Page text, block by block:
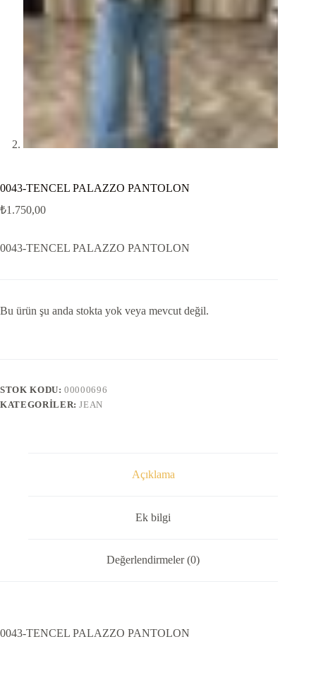
0043-TENCEL PALAZZO PANTOLON
₺1.750,00
0043-TENCEL PALAZZO PANTOLON
Bu ürün şu anda stokta yok veya mevcut değil.
STOK KODU:00000696
KATEGORILER:JEAN
Açıklama
Ek bilgi
Değerlendirmeler (0)
0043-TENCEL PALAZZO PANTOLON